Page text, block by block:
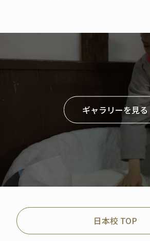
ギャラリーを見る
日本校 TOP